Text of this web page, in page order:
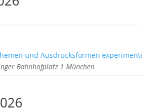
und Ausdrucksformen
Bahnhofplatz 1 München